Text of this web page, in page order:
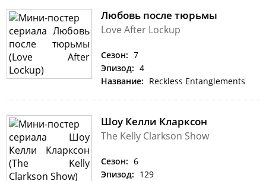
Любовь после тюрьмы
Love After Lockup
Сезон: 7
Эпизод: 4
Название: Reckless Entanglements
Шоу Келли Кларксон
The Kelly Clarkson Show
Сезон: 6
Эпизод: 129